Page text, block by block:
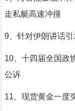
走私艇高速冲撞
9、针对伊朗讲话
10、十四届全国政
公诉
11、现货黄金一度